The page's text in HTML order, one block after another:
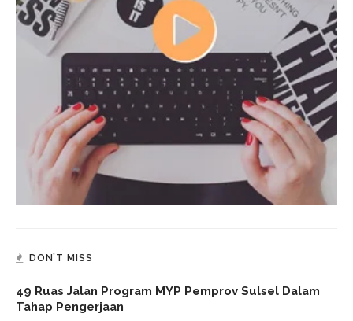
DON’T MISS
49 Ruas Jalan Program MYP Pemprov Sulsel Dalam
Tahap Pengerjaan